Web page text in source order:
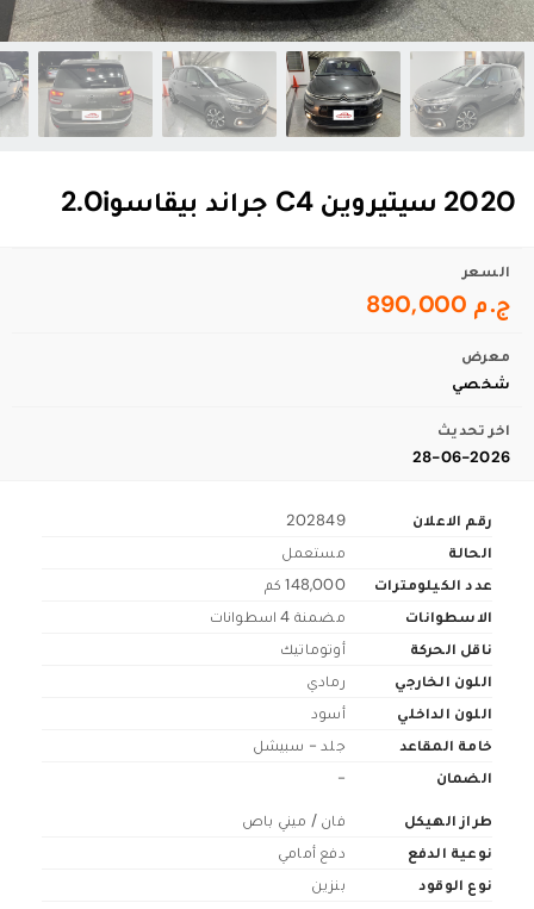
2020 سيتيروين C4 جراند بيقاسو2.0i
السعر
ج.م 890,000
معرض
شخصي
اخر تحديث
28-06-2026
رقم الاعلان
202849
الحالة
مستعمل
عدد الكيلومترات
148,000 كم
الاسطوانات
مضمنة 4 اسطوانات
ناقل الحركة
أوتوماتيك
اللون الخارجي
رمادي
اللون الداخلي
أسود
خامة المقاعد
جلد - سبيشل
الضمان
-
طراز الهيكل
فان / ميني باص
نوعية الدفع
دفع أمامي
نوع الوقود
بنزين